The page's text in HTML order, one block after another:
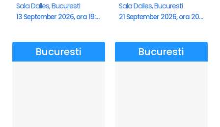
Sala Dalles, Bucuresti
13 September 2026, ora 19:00
Sala Dalles, Bucuresti
21 September 2026, ora 20:00
Bucuresti Bucuresti